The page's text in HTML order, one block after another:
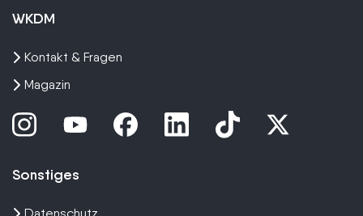
WKDM
Kontakt & Fragen
Magazin
Sonstiges